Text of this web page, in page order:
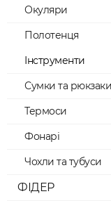
Окуляри
Полотенця
Інструменти
Сумки та рюкзаки
Термоси
Фонарі
Чохли та тубуси
ФІДЕР